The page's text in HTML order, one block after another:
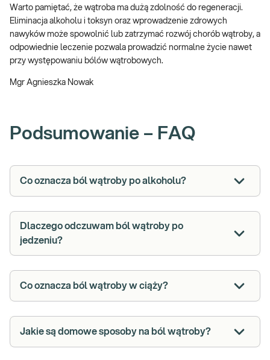
Warto pamiętać, że wątroba ma dużą zdolność do regeneracji.
Eliminacja alkoholu i toksyn oraz wprowadzenie zdrowych
nawyków może spowolnić lub zatrzymać rozwój chorób wątroby, a
odpowiednie leczenie pozwala prowadzić normalne życie nawet
przy występowaniu bólów wątrobowych.
Mgr Agnieszka Nowak
Podsumowanie – FAQ
Co oznacza ból wątroby po alkoholu?
Dlaczego odczuwam ból wątroby po
jedzeniu?
Co oznacza ból wątroby w ciąży?
Jakie są domowe sposoby na ból wątroby?